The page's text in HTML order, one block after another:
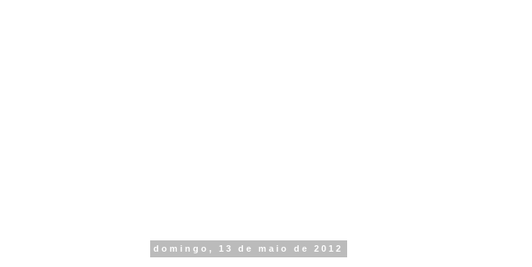
domingo, 13 de maio de 2012